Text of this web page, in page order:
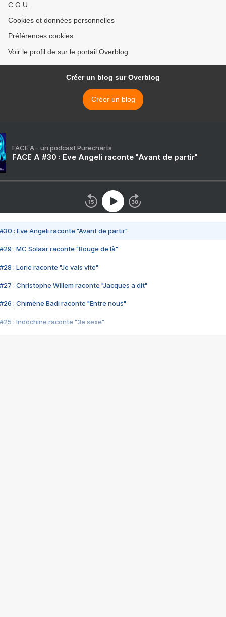
C.G.U.
Cookies et données personnelles
Préférences cookies
Voir le profil de sur le portail Overblog
Créer un blog sur Overblog
Créer un blog
FACE A - un podcast Purecharts
FACE A #30 : Eve Angeli raconte "Avant de partir"
#30 : Eve Angeli raconte "Avant de partir"
#29 : MC Solaar raconte "Bouge de là"
#28 : Lorie raconte "Je vais vite"
#27 : Christophe Willem raconte "Jacques a dit"
#26 : Chimène Badi raconte "Entre nous"
#25 : Indochine raconte "3e sexe"